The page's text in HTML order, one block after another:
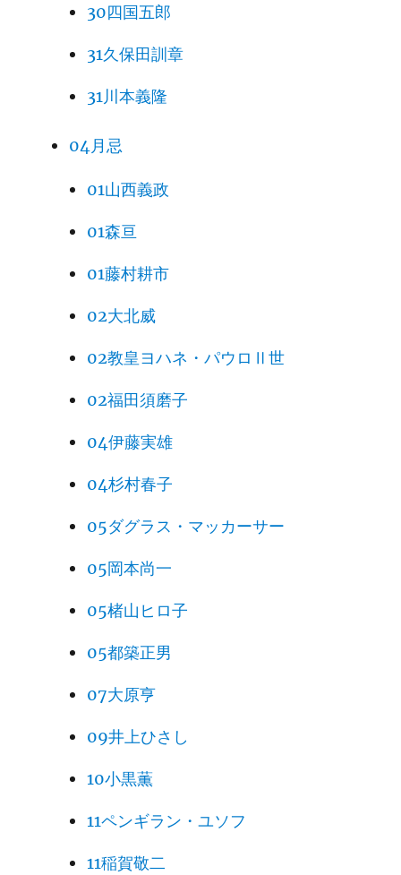
30四国五郎
31久保田訓章
31川本義隆
04月忌
01山西義政
01森亘
01藤村耕市
02大北威
02教皇ヨハネ・パウロⅡ世
02福田須磨子
04伊藤実雄
04杉村春子
05ダグラス・マッカーサー
05岡本尚一
05楮山ヒロ子
05都築正男
07大原亨
09井上ひさし
10小黒薫
11ペンギラン・ユソフ
11稲賀敬二